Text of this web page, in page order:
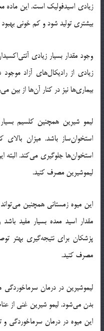
زیادی اسیدفولیک است. این ماده
بیشتری تولید شود و کم خونی بهبود
وجود مقدار بسیار زیادی
زیادی از رادیکال‌های آزاد
بیماری‌ها نیز در کنار آن‌ها از بین
لیمو شیرین همچنین کلسیم
استخوان‌ساز باشد. میزان
استخوان‌ها جلوگیری می‌کند.
لیموشیرین مصرف کنید.
این میوه زمستانی همچنین
مقدار اسید معده بسیار مفید
پزشکان برای نتیجه‌گیری بهتر
مصرف کنید.
لیموشیرین در درمان
بدن می‌شود. لیمو شیرین غنی از
این میوه در درمان سرماخوردگی